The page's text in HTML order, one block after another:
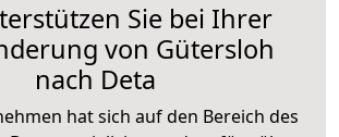
Sie bei Ihrer
von Gütersloh
nach Deta
hat sich auf den Bereich des